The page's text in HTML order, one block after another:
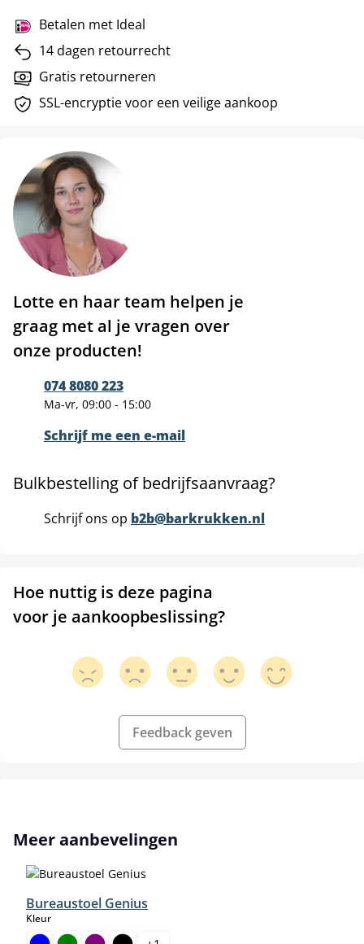
Betalen met Ideal
14 dagen retourrecht
Gratis retourneren
SSL-encryptie voor een veilige aankoop
Lotte en haar team helpen je
graag met al je vragen over
onze producten!
074 8080 223
Ma-vr, 09:00 - 15:00
Schrijf me een e-mail
Bulkbestelling of bedrijfsaanvraag?
Schrijf ons op b2b@barkrukken.nl
Hoe nuttig is deze pagina
voor je aankoopbeslissing?
Feedback geven
Productgalerij overslaan
Meer aanbevelingen
Bureaustoel Genius
Kleurselect